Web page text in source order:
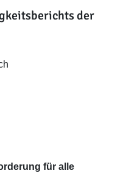
der
für alle